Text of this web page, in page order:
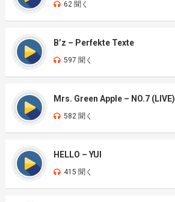
62 聞く
B’z – Perfekte Texte
597 聞く
Mrs. Green Apple – NO.7 (LIVE)
582 聞く
HELLO – YUI
415 聞く